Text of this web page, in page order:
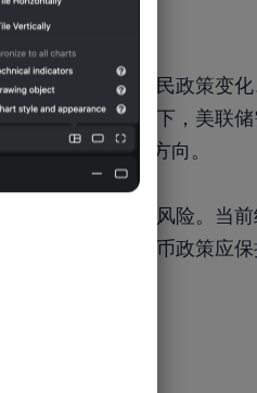
易政策调整、移民政策变
，在这样的背景下，美联
整符合经济发展方向。
而引发新的通胀风险。当
需关注，因此货币政策应